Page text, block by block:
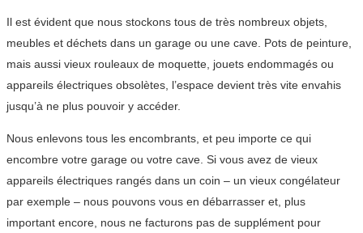
Il est évident que nous stockons tous de très nombreux objets,
meubles et déchets dans un garage ou une cave. Pots de peinture,
mais aussi vieux rouleaux de moquette, jouets endommagés ou
appareils électriques obsolètes, l’espace devient très vite envahis
jusqu’à ne plus pouvoir y accéder.
Nous enlevons tous les encombrants, et peu importe ce qui
encombre votre garage ou votre cave. Si vous avez de vieux
appareils électriques rangés dans un coin – un vieux congélateur
par exemple – nous pouvons vous en débarrasser et, plus
important encore, nous ne facturons pas de supplément pour